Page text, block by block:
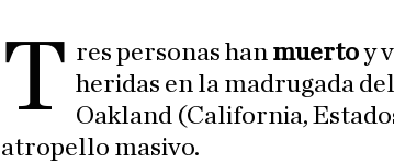
T res personas han muertoy
heridas en la madrugada
Oakland (California,
atropello masivo.